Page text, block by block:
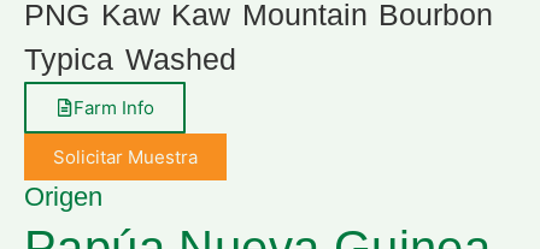
PNG Kaw Kaw Mountain Bourbon
Typica Washed
Farm Info
Solicitar Muestra
Origen